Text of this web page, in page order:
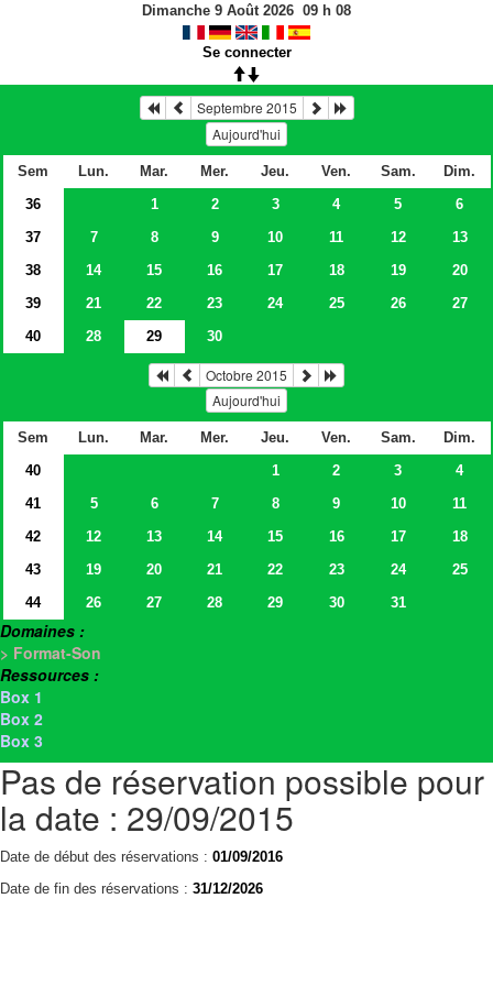
Dimanche 9 Août 2026 09 h 08
Se connecter
Septembre 2015
Aujourd'hui
Sem Lun. Mar. Mer. Jeu. Ven. Sam.
Dim.
36
1 2 3 4 5
6
37
7 8 9 10 11 12
13
38
14 15 16 17 18 19
20
39
21 22 23 24 25 26
27
40
28 29 30
Octobre 2015
Aujourd'hui
Sem Lun. Mar. Mer. Jeu. Ven. Sam.
Dim.
40
1 2 3
4
41
5 6 7 8 9 10
11
42
12 13 14 15 16 17
18
43
19 20 21 22 23 24
25
44
26 27 28 29 30 31
Domaines :
> Format-Son
Ressources :
Box 1
Box 2
Box 3
Pas de réservation possible pour
la date : 29/09/2015
Date de début des réservations : 01/09/2016
Date de fin des réservations : 31/12/2026